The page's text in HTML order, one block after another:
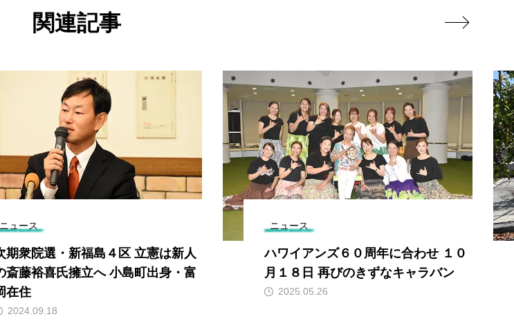
関連記事
ニュース
期衆院選・新福島４区 立憲は新人
斎藤裕喜氏擁立へ 小島町出身・富
在住
2024.09.18
ニュース
ハワイアンズ６０周年に合わせ １０
月１８日 再びのきずなキャラバン
2025.05.26
